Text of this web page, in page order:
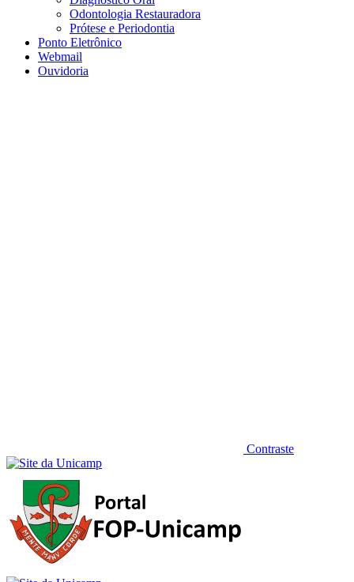
Odontologia Restauradora
Prótese e Periodontia
Ponto Eletrônico
Webmail
Ouvidoria
Contraste